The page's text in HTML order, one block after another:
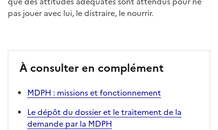
pas jouer avec lui, le distraire, le nourrir.
À consulter en complément
MDPH : missions et fonctionnement
Le dépôt du dossier et le traitement de la
demande par la MDPH